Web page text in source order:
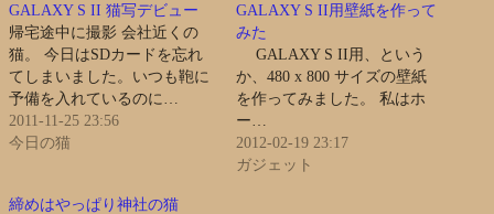
GALAXY S II 猫写デビュー
帰宅途中に撮影 会社近くの
猫。 今日はSDカードを忘れ
てしまいました。いつも鞄に
予備を入れているのに…
2011-11-25 23:56
今日の猫
GALAXY S II用壁紙を作って
みた
GALAXY S II用、という
か、480 x 800 サイズの壁紙
を作ってみました。 私はホ
ー…
2012-02-19 23:17
ガジェット
締めはやっぱり神社の猫